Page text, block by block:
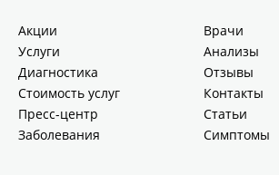
Акции
Врачи
Услуги
Анализы
Диагностика
Отзывы
Стоимость услуг
Контакты
Пресс-центр
Статьи
Заболевания
Симптомы